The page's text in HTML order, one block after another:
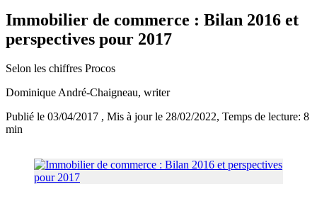
Immobilier de commerce : Bilan 2016 et
perspectives pour 2017
Selon les chiffres Procos
Dominique André-Chaigneau, writer
Publié le 03/04/2017 , Mis à jour le 28/02/2022, Temps de lecture: 8
min